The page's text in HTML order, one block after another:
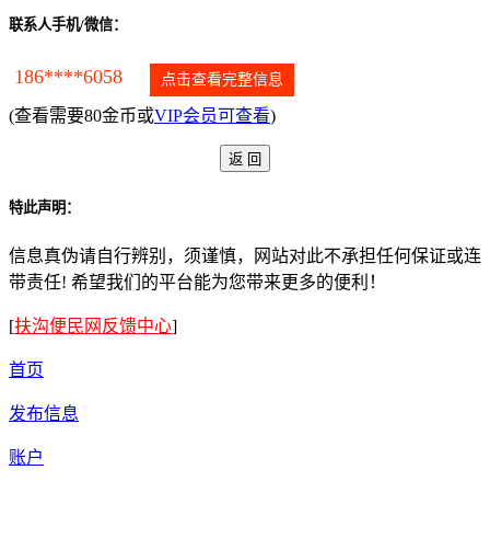
联系人手机/微信：
186****6058 点击查看完整信息
(查看需要80金币或VIP会员可查看)
特此声明：
信息真伪请自行辨别，须谨慎，网站对此不承担任何保证或连
带责任! 希望我们的平台能为您带来更多的便利！
[扶沟便民网反馈中心]
首页
发布信息
账户